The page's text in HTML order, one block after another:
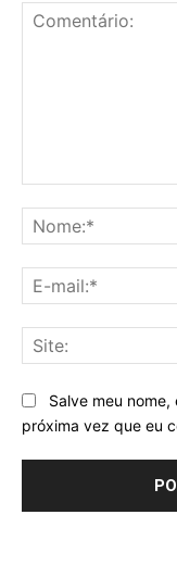
Salve meu
próxima vez que eu